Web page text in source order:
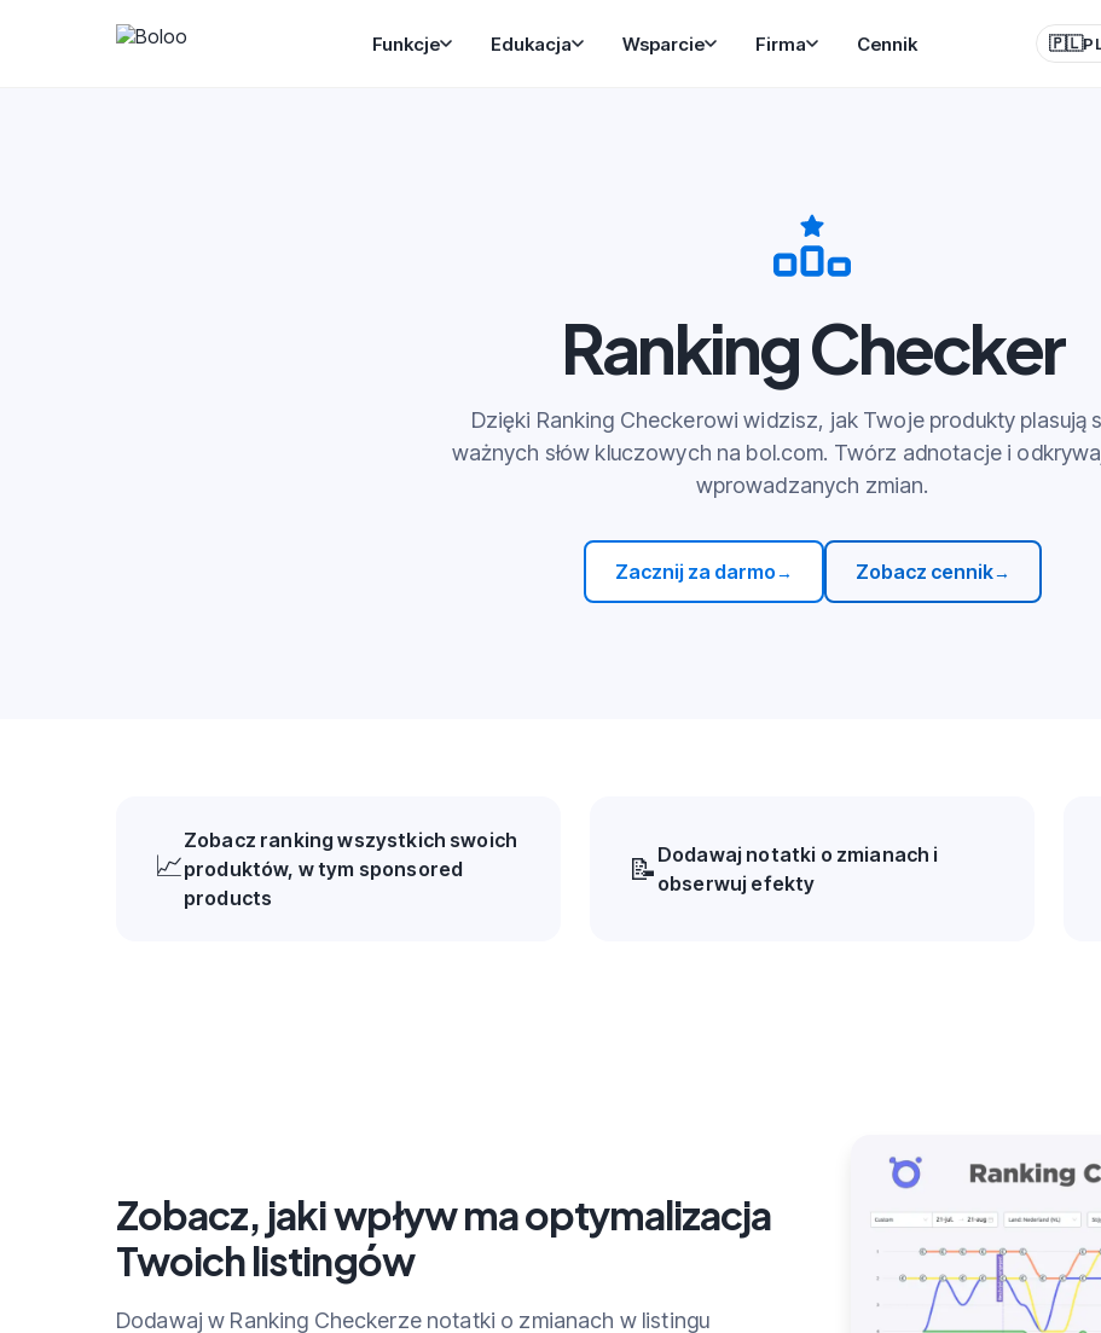
Funkcje Edukacja Wsparcie Firma Cennik 🇵🇱
Ranking Checker
Dzięki Ranking Checkerowi widzisz, jak Twoje produkty plasują
ważnych słów kluczowych na bol.com. Twórz adnotacje i
wprowadzanych zmian.
Zacznij za darmo→ Zobacz cennik→
📈
Zobacz ranking wszystkich swoich
produktów, w tym sponsored
products
📝 Dodawaj notatki o zmianach i
obserwuj efekty
Zobacz, jaki wpływ ma optymalizacja
Twoich listingów
Dodawaj w Ranking Checkerze notatki o zmianach w listingu